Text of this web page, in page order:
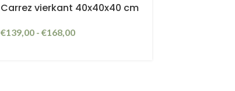
Carrez vierkant 40x40x40 cm
€139,00 - €168,00